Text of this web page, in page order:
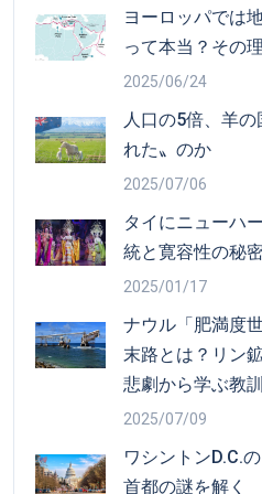
ヨーロッパでは
って本当？その
2025/06/24
人口の5倍、羊
れた〟のか
2025/07/06
タイにニューハ
統と寛容性の秘
2025/01/17
ナウル「肥満度
末路とは？リン
悲劇から学ぶ教訓
2025/07/09
ワシントンD.C.
首都の謎を解く